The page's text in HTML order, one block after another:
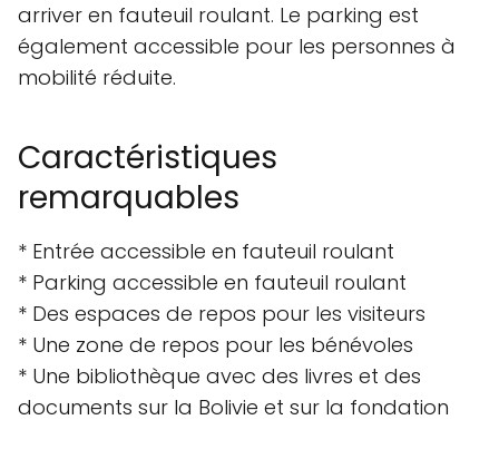
arriver en fauteuil roulant. Le parking est
également accessible pour les personnes à
mobilité réduite.
Caractéristiques
remarquables
* Entrée accessible en fauteuil roulant
* Parking accessible en fauteuil roulant
* Des espaces de repos pour les visiteurs
* Une zone de repos pour les bénévoles
* Une bibliothèque avec des livres et des
documents sur la Bolivie et sur la fondation